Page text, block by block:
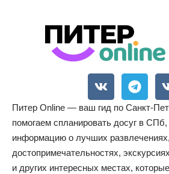
Питер Online — ваш гид по Санкт-
помогаем спланировать досуг в СПб,
информацию о лучших развлечениях,
достопримечательностях,
и других интересных местах,